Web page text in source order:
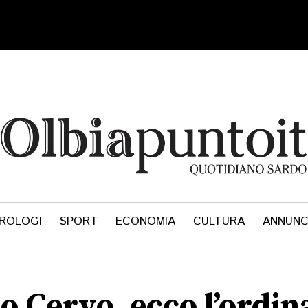
SPORT ECONOMIA CULTURA